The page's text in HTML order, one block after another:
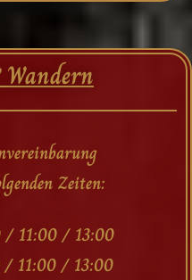
Zeiten:
/ 13:00
/ 13:00